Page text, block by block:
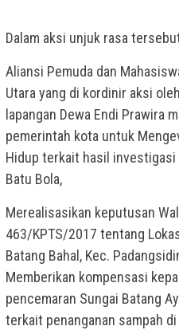
Dalam aksi unjuk rasa
Aliansi Pemuda dan
Utara yang di kordinir aksi
lapangan Dewa Endi Prawira
pemerintah kota untuk
Hidup terkait hasil investigasi
Batu Bola,
Merealisasikan keputusan
463/KPTS/2017 tentang
Batang Bahal, Kec.
Memberikan kompensasi
pencemaran Sungai Batang
terkait penanganan sampah